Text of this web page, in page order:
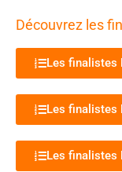
Découvrez les
Les finalistes
Les finalistes
Les finalistes